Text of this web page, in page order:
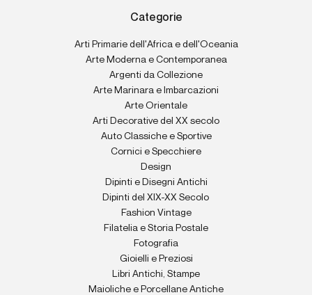
Categorie
Arti Primarie dell'Africa e dell'Oceania
Arte Moderna e Contemporanea
Argenti da Collezione
Arte Marinara e Imbarcazioni
Arte Orientale
Arti Decorative del XX secolo
Auto Classiche e Sportive
Cornici e Specchiere
Design
Dipinti e Disegni Antichi
Dipinti del XIX-XX Secolo
Fashion Vintage
Filatelia e Storia Postale
Fotografia
Gioielli e Preziosi
Libri Antichi, Stampe
Maioliche e Porcellane Antiche